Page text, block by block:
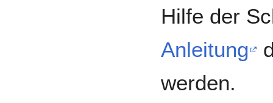
Hilfe der
Anleitung
werden.